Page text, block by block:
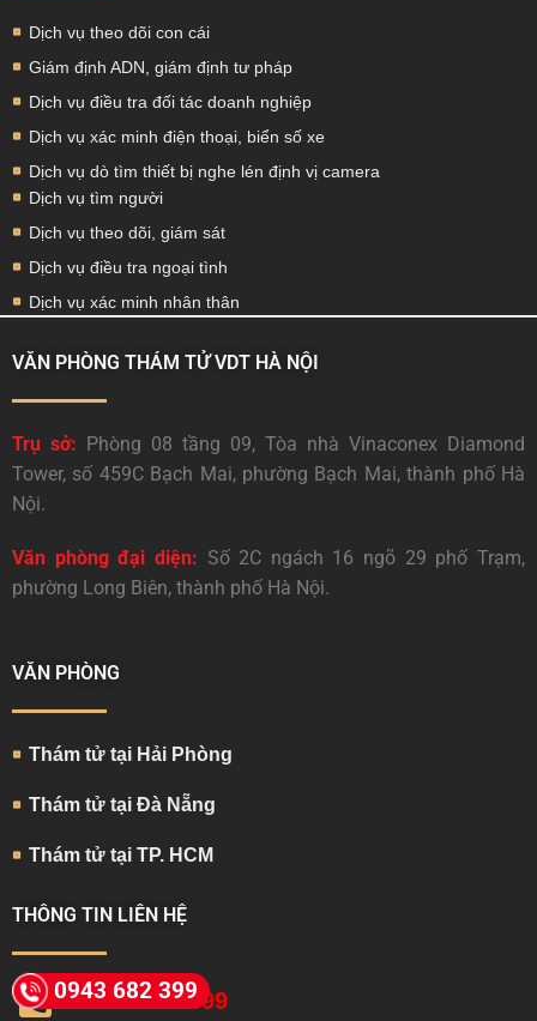
Dịch vụ theo dõi con cái
Giám định ADN, giám định tư pháp
Dịch vụ điều tra đối tác doanh nghiệp
Dịch vụ xác minh điện thoại, biển số xe
Dịch vụ dò tìm thiết bị nghe lén định vị camera
Dịch vụ tìm người
Dịch vụ theo dõi, giám sát
Dịch vụ điều tra ngoại tình
Dịch vụ xác minh nhân thân
VĂN PHÒNG THÁM TỬ VDT HÀ NỘI
Trụ sở: Phòng 08 tầng 09, Tòa nhà Vinaconex Diamond
Tower, số 459C Bạch Mai, phường Bạch Mai, thành phố Hà
Nội.
Văn phòng đại diện: Số 2C ngách 16 ngõ 29 phố Trạm,
phường Long Biên, thành phố Hà Nội.
VĂN PHÒNG
Thám tử tại Hải Phòng
Thám tử tại Đà Nẵng
Thám tử tại TP. HCM
THÔNG TIN LIÊN HỆ
094.368.2399
0943 682 399